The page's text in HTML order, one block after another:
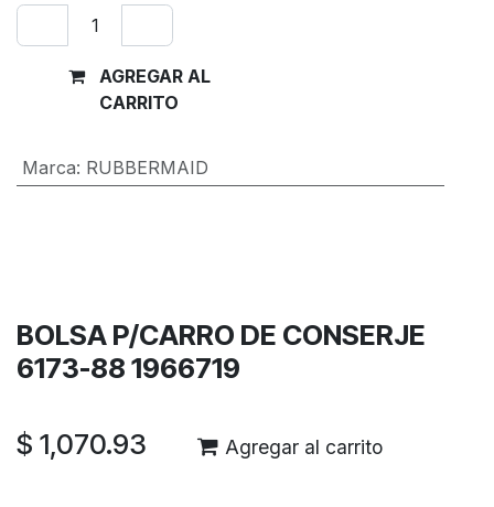
AGREGAR AL
CARRITO
Marca: RUBBERMAID
BOLSA P/CARRO DE CONSERJE
6173-88 1966719
$ 1,070.93 Agregar al carrito